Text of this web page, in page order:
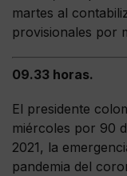
martes al
provisionales por
09.33 horas.
El presidente
miércoles por 90
2021, la
pandemia del